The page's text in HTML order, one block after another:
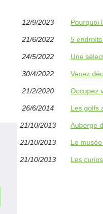
12/9/2023 Pourquoi
21/6/2022 5
24/5/2022 Une
30/4/2022 Venez
21/2/2020 Occupez
26/6/2014 Les golfs
21/10/2013 Auberge
21/10/2013 Le
21/10/2013 Les